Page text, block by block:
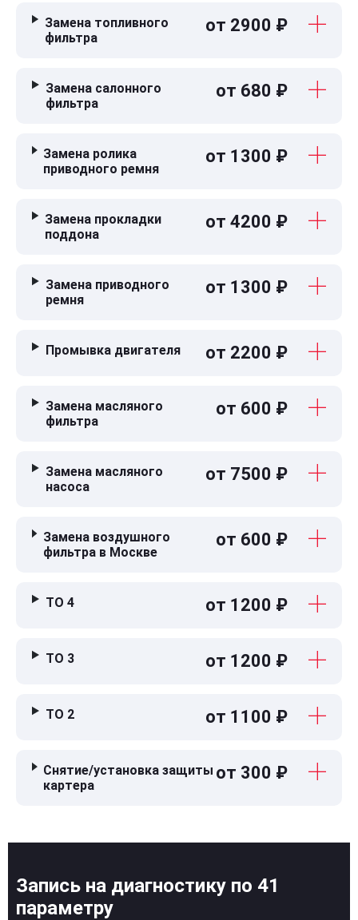
Замена топливного
фильтра
от 2900 ₽
Замена салонного
фильтра
от 680 ₽
Замена ролика
приводного ремня
от 1300 ₽
Замена прокладки
поддона
от 4200 ₽
Замена приводного
ремня
от 1300 ₽
Промывка двигателя от 2200 ₽
Замена масляного
фильтра
от 600 ₽
Замена масляного
насоса
от 7500 ₽
Замена воздушного
фильтра в Москве
от 600 ₽
ТО 4 от 1200 ₽
ТО 3 от 1200 ₽
ТО 2 от 1100 ₽
Снятие/установка защиты
картера
от 300 ₽
Запись на диагностику по 41
параметру